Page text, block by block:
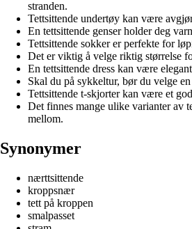
stranden.
Tettsittende undertøy kan være
En tettsittende genser holder deg
Tettsittende sokker er perfekte for
Det er viktig å velge riktig størrelse
En tettsittende dress kan være
Skal du på sykkeltur, bør du velge
Tettsittende t-skjorter kan være et
Det finnes mange ulike varianter av
mellom.
Synonymer
nærttsittende
kroppsnær
tett på kroppen
smalpasset